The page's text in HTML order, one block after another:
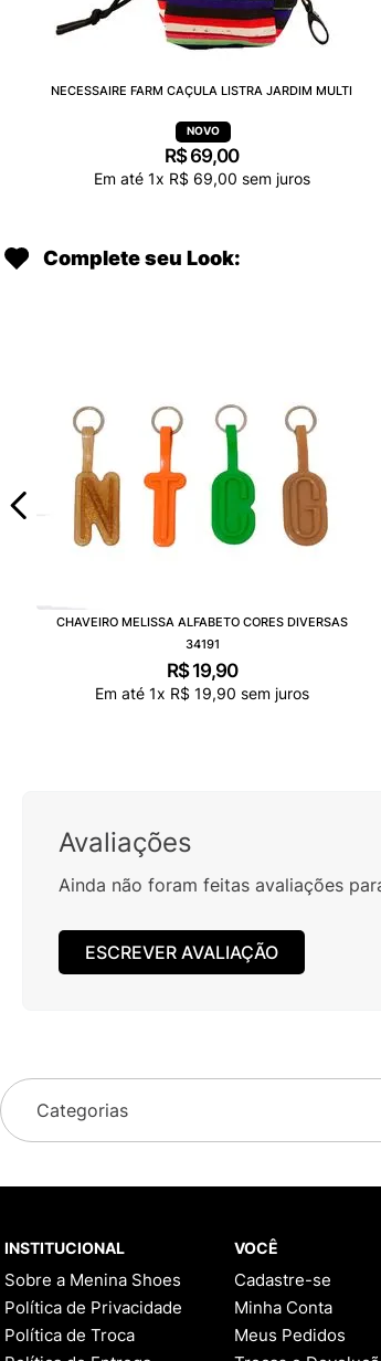
NECESSAIRE FARM CAÇULA LISTRA JARDIM MULTI
R$69,00
Em até 1x R$ 69,00 sem juros
Complete seu Look:
CHAVEIRO MELISSA ALFABETO CORES DIVERSAS
34191
R$ 19,90
Em até 1x R$ 19,90 sem juros
Avaliações
Ainda não foram feitas avaliações
ESCREVER AVALIAÇÃO
Categorias
INSTITUCIONAL
Sobre a Menina Shoes
Política de Privacidade
Política de Troca
VOCÊ
Cadastre-se
Minha Conta
Meus Pedidos